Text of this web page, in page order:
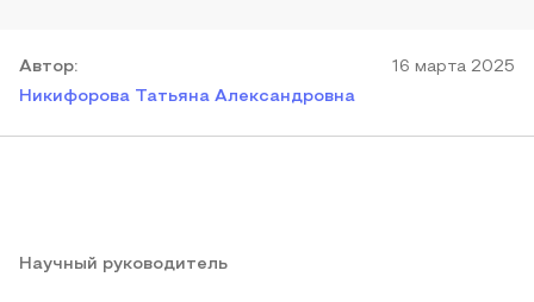
Автор:
Никифорова Татьяна Александровна
16 марта 2025
Научный руководитель